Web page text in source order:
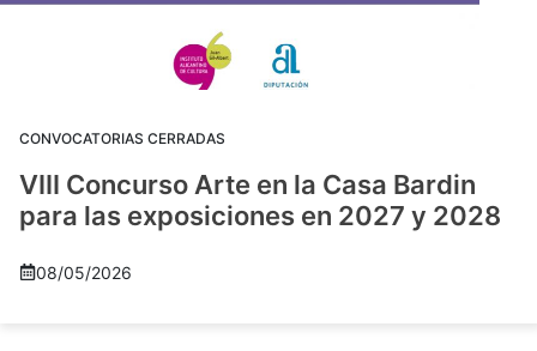
CONVOCATORIAS CERRADAS
VIII Concurso Arte en la Casa Bardin
para las exposiciones en 2027 y 2028
08/05/2026